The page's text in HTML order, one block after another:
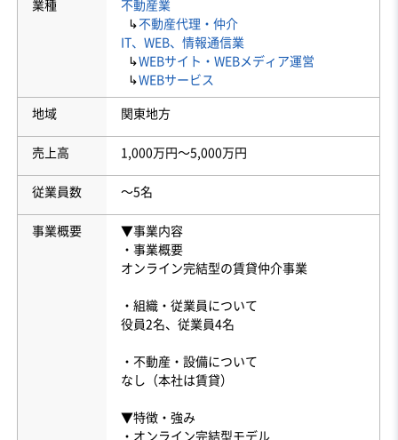
業種
不動産業
↳ 不動産代理・仲介
IT、WEB、情報通信業
↳WEBサイト・WEBメディア運営
↳WEBサービス
地域 関東地方
売上高 1,000万円〜5,000万円
従業員数 〜5名
事業概要
▼事業内容
・事業概要
オンライン完結型の賃貸仲介事業
・組織・従業員について
役員2名、従業員4名
・不動産・設備について
なし（本社は賃貸）
▼特徴・強み
・オンライン完結型モデル